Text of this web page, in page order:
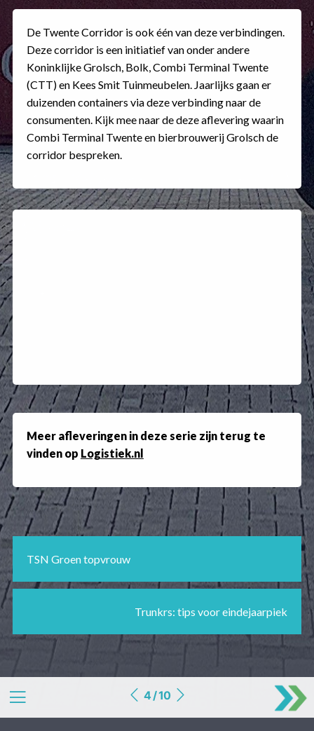
De Twente Corridoris ook één van deze verbindingen.
Deze corridor is een initiatief van onder andere
Koninklijke Grolsch, Bolk, Combi Terminal Twente
(CTT) en Kees Smit Tuinmeubelen. Jaarlijks gaan er
duizenden containers via deze verbinding naar de
consumenten. Kijk mee naar de deze aflevering waarin
Combi Terminal Twente en bierbrouwerij Grolsch de
corridor bespreken.
Meer afleveringen in deze serie zijn terug te
vinden op Logistiek.nl
TSN Groen topvrouw
Trunkrs: tips voor eindejaarpiek
4 / 10